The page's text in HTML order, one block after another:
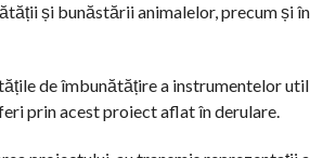
și bunăstării animalelor, precum și
de îmbunătățire a instrumentelor
prin acest proiect aflat în derulare.